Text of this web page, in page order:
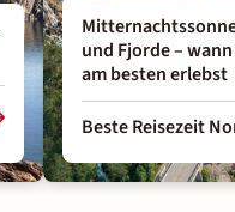
und Fjorde –
am besten erlebst
Beste Reisezeit